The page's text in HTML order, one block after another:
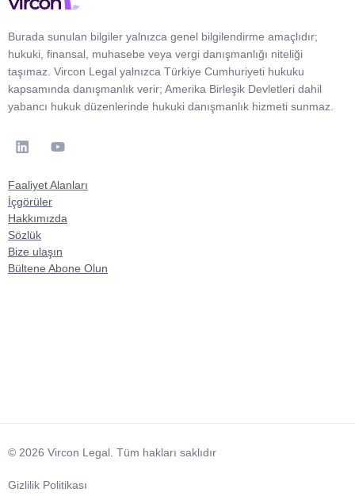
Burada sunulan bilgiler yalnızca genel bilgilendirme amaçlıdır;
hukuki, finansal, muhasebe veya vergi danışmanlığı niteliği
taşımaz. Vircon Legal yalnızca Türkiye Cumhuriyeti hukuku
kapsamında danışmanlık verir; Amerika Birleşik Devletleri dahil
yabancı hukuk düzenlerinde hukuki danışmanlık hizmeti sunmaz.
Faaliyet Alanları
İçgörüler
Hakkımızda
Sözlük
Bize ulaşın
Bültene Abone Olun
© 2026 Vircon Legal. Tüm hakları saklıdır
Gizlilik Politikası